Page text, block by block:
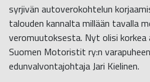
syrjivän autoverokohtelun
talouden kannalta millään tavalla
veromuutoksesta. Nyt olisi
Suomen Motoristit ry:n
edunvalvontajohtaja Jari Kielinen.